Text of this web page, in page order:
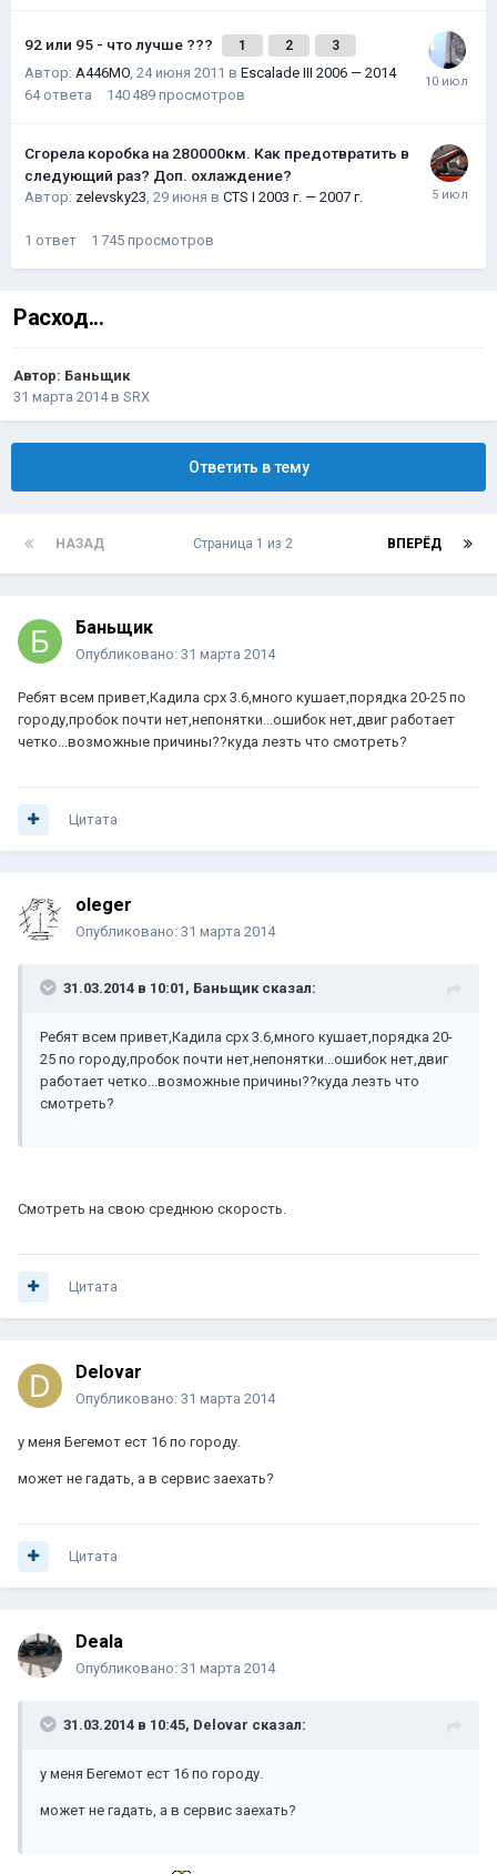
92 или 95 - что лучше ??? 1 2 3
Автор: A446MO, 24 июня 2011 в Escalade III 2006 — 2014
64 ответа 140 489 просмотров
Сгорела коробка на 280000км. Как предотвратить в
следующий раз? Доп. охлаждение?
Автор: zelevsky23, 29 июня в CTS I 2003 г. — 2007 г.
1 ответ 1 745 просмотров
Расход...
Автор: Баньщик
31 марта 2014в SRX
Ответить в тему
НАЗАД ВПЕРЁД
Страница 1 из 2
Баньщик
Опубликовано: 31 марта 2014
Ребят всем привет,Кадила срх 3.6,много кушает,порядка 20-25 по
городу,пробок почти нет,непонятки...ошибок нет,двиг работает
четко...возможные причины??куда лезть что смотреть?
Цитата
oleger
Опубликовано: 31 марта 2014
31.03.2014 в 10:01, Баньщик сказал:
Ребят всем привет,Кадила срх 3.6,много кушает,порядка 20-
25 по городу,пробок почти нет,непонятки...ошибок нет,двиг
работает четко...возможные причины??куда лезть что
смотреть?
Смотреть на свою среднюю скорость.
Цитата
Delovar
Опубликовано: 31 марта 2014
у меня Бегемот ест 16 по городу.
может не гадать, а в сервис заехать?
Цитата
Deala
Опубликовано: 31 марта 2014
31.03.2014 в 10:45, Delovar сказал:
у меня Бегемот ест 16 по городу.
может не гадать, а в сервис заехать?